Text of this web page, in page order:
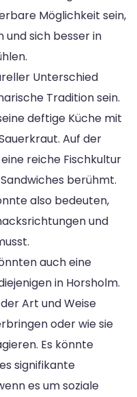
Möglichkeit sein,
und sich besser in
Unterschied
Tradition sein.
deftige Küche mit
Auf der
eine reiche Fischkultur
berühmt.
also bedeuten,
und
auch eine
in Horsholm.
Art und Weise
oder wie sie
Es könnte
signifikante
es um soziale